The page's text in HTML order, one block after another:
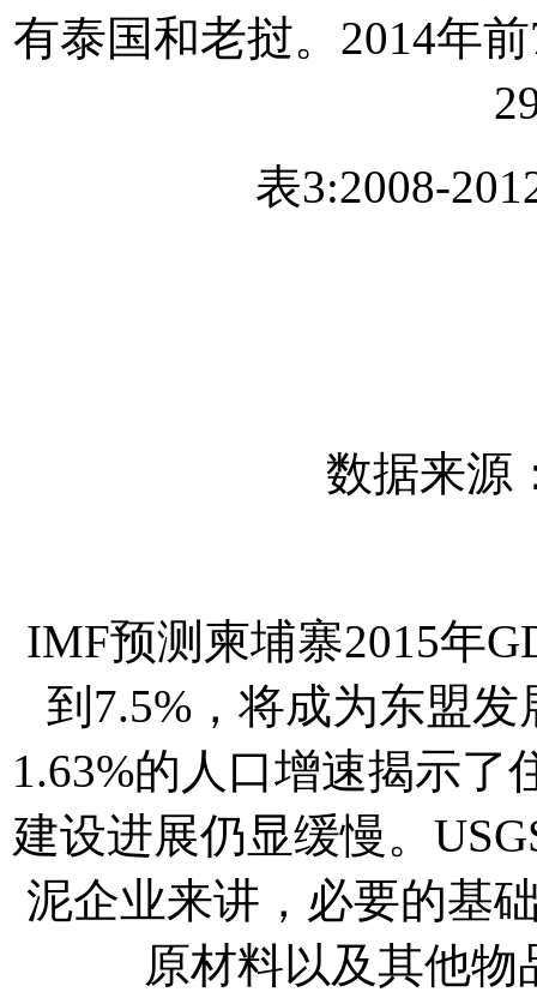
有泰国和老挝。2014年
表3:2008-
数据来源
IMF预测柬埔寨2015年
到7.5%，将成为东盟
1.63%的人口增速揭示
建设进展仍显缓慢。
泥企业来讲，必要的基
原材料以及其他